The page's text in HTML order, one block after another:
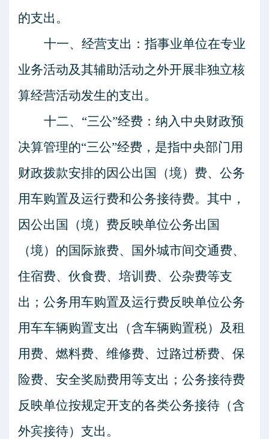
的支出。
十一、经营支出：指事业单位在专业
业务活动及其辅助活动之外开展非独立核
算经营活动发生的支出。
十二、 “三公”经费：纳入中央财政预
决算管理的“三公”经费，是指中央部门用
财政拨款安排的因公出国（境）费、公务
用车购置及运行费和公务接待费。其中，
因公出国（境）费反映单位公务出国
（境）的国际旅费、国外城市间交通费、
住宿费、伙食费、培训费、公杂费等支
出；公务用车购置及运行费反映单位公务
用车车辆购置支出（含车辆购置税）及租
用费、燃料费、维修费、过路过桥费、保
险费、安全奖励费用等支出；公务接待费
反映单位按规定开支的各类公务接待（含
外宾接待）支出。